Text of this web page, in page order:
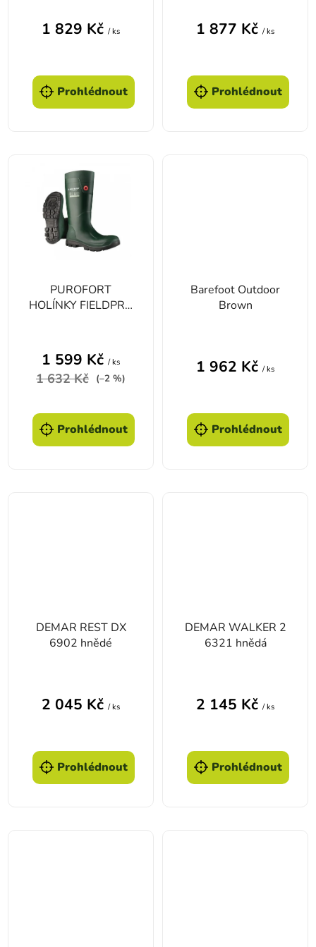
1 829 Kč / ks
Prohlédnout
1 877 Kč / ks
Prohlédnout
PUROFORT
HOLÍNKY FIELDPRO
1 599 Kč / ks
1 632 Kč (–2 %)
Prohlédnout
Barefoot Outdoor
Brown
1 962 Kč / ks
Prohlédnout
DEMAR REST DX
6902 hnědé
2 045 Kč / ks
Prohlédnout
DEMAR WALKER 2
6321 hnědá
2 145 Kč / ks
Prohlédnout